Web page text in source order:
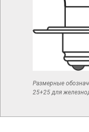
Размерные
25+25 для